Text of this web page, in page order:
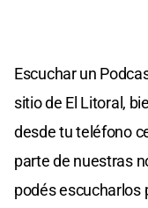
Escuchar un
sitio de El Litoral,
desde tu teléfono
parte de nuestras
podés escucharlos